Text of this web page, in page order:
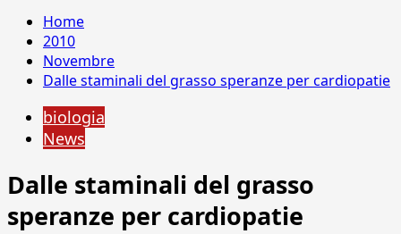
Home
2010
Novembre
Dalle staminali del grasso speranze per cardiopatie
biologia
News
Dalle staminali del grasso
speranze per cardiopatie